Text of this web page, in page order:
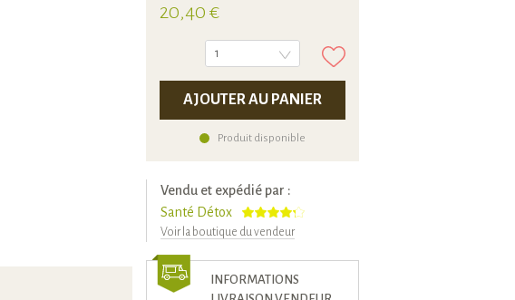
20,40 €
1
AJOUTER AU PANIER
Produit disponible
Vendu et expédié par :
Santé Détox
Voir la boutique du vendeur
INFORMATIONS